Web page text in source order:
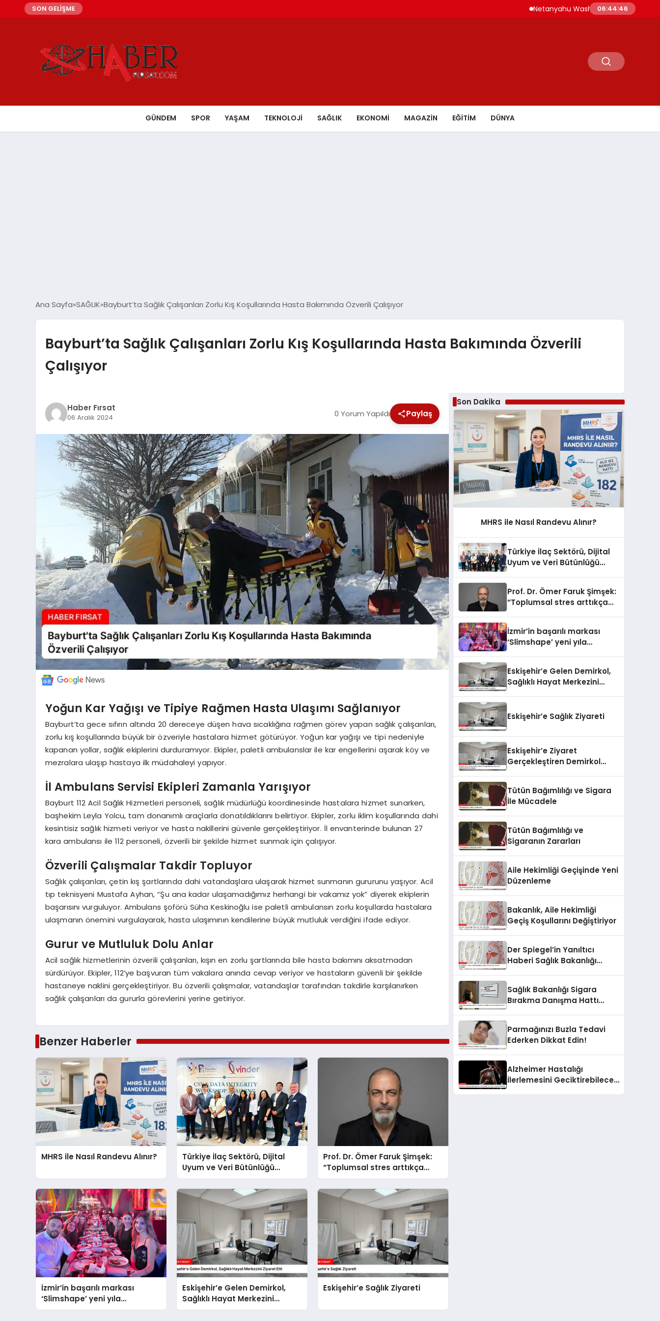
SON GELİŞME Netanyahu Washington’da ABD Savunma
06:44:47
GÜNDEM SPOR YAŞAM TEKNOLOJİ SAĞLIK EKONOMİ MAGAZİN EĞİTİM DÜNYA
Ana Sayfa SAĞLIK Bayburt’ta Sağlık Çalışanları Zorlu Kış Koşullarında Hasta Bakımında Özverili Çalışıyor
Bayburt’ta Sağlık Çalışanları Zorlu Kış Koşullarında Hasta Bakımında Özverili
Çalışıyor
Haber Fırsat
06 Aralık 2024 0 Yorum Yapıldı Paylaş
Yoğun Kar Yağışı ve Tipiye Rağmen Hasta Ulaşımı Sağlanıyor
Bayburt’ta gece sıfırın altında 20 dereceye düşen hava sıcaklığına rağmen görev yapan sağlık çalışanları,
zorlu kış koşullarında büyük bir özveriyle hastalara hizmet götürüyor. Yoğun kar yağışı ve tipi nedeniyle
kapanan yollar, sağlık ekiplerini durduramıyor. Ekipler, paletli ambulanslar ile kar engellerini aşarak köy ve
mezralara ulaşıp hastaya ilk müdahaleyi yapıyor.
İl Ambulans Servisi Ekipleri Zamanla Yarışıyor
Bayburt 112 Acil Sağlık Hizmetleri personeli, sağlık müdürlüğü koordinesinde hastalara hizmet sunarken,
başhekim Leyla Yolcu, tam donanımlı araçlarla donatıldıklarını belirtiyor. Ekipler, zorlu iklim koşullarında dahi
kesintisiz sağlık hizmeti veriyor ve hasta nakillerini güvenle gerçekleştiriyor. İl envanterinde bulunan 27
kara ambulansı ile 112 personeli, özverili bir şekilde hizmet sunmak için çalışıyor.
Özverili Çalışmalar Takdir Topluyor
Sağlık çalışanları, çetin kış şartlarında dahi vatandaşlara ulaşarak hizmet sunmanın gururunu yaşıyor. Acil
tıp teknisyeni Mustafa Ayhan, “Şu ana kadar ulaşamadığımız herhangi bir vakamız yok” diyerek ekiplerin
başarısını vurguluyor. Ambulans şoförü Süha Keskinoğlu ise paletli ambulansın zorlu koşullarda hastalara
ulaşmanın önemini vurgulayarak, hasta ulaşımının kendilerine büyük mutluluk verdiğini ifade ediyor.
Gurur ve Mutluluk Dolu Anlar
Acil sağlık hizmetlerinin özverili çalışanları, kışın en zorlu şartlarında bile hasta bakımını aksatmadan
sürdürüyor. Ekipler, 112’ye başvuran tüm vakalara anında cevap veriyor ve hastaların güvenli bir şekilde
hastaneye naklini gerçekleştiriyor. Bu özverili çalışmalar, vatandaşlar tarafından takdirle karşılanırken
sağlık çalışanları da gururla görevlerini yerine getiriyor.
Benzer Haberler
MHRS ile Nasıl Randevu Alınır?
Türkiye İlaç Sektörü, Dijital
Uyum ve Veri Bütünlüğü
Gündemiyle İstanbul’da
Buluştu
Prof. Dr. Ömer Faruk Şimşek:
“Toplumsal stres arttıkça
sabır eşiğimiz düşüyor”
İzmir’in başarılı markası
‘Slimshape’ yeni yıla
müjdelerle girdi!
Eskişehir’e Gelen Demirkol,
Sağlıklı Hayat Merkezini
Ziyaret Etti
Eskişehir’e Sağlık Ziyareti
Son Dakika
MHRS ile Nasıl Randevu Alınır?
Türkiye İlaç Sektörü, Dijital
Uyum ve Veri Bütünlüğü
Prof. Dr. Ömer Faruk Şimşek:
“Toplumsal stres arttıkça
İzmir’in başarılı markası
‘Slimshape’ yeni yıla
Eskişehir’e Gelen Demirkol,
Sağlıklı Hayat Merkezini
Eskişehir’e Sağlık Ziyareti
Eskişehir’e Ziyaret
Gerçekleştiren Demirkol
Tütün Bağımlılığı ve Sigara
İle Mücadele
Tütün Bağımlılığı ve
Sigaranın Zararları
Aile Hekimliği Geçişinde Yeni
Düzenleme
Bakanlık, Aile Hekimliği
Geçiş Koşullarını Değiştiriyor
Der Spiegel’in Yanıltıcı
Haberi Sağlık Bakanlığı
Sağlık Bakanlığı Sigara
Bırakma Danışma Hattı
Parmağınızı Buzla Tedavi
Ederken Dikkat Edin!
Alzheimer Hastalığı
İlerlemesini Geciktirebilecek